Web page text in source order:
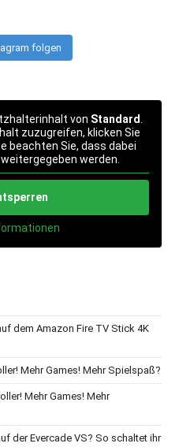
folgen
von Standard
zuzugreifen, klicken Sie
beachten Sie, dass dabei
werden.
dem Amazon Fire TV Stick 4K
Mehr Games! Mehr Spielspaß?
Mehr Games! Mehr
der Evercade VS? So schaltet ihr